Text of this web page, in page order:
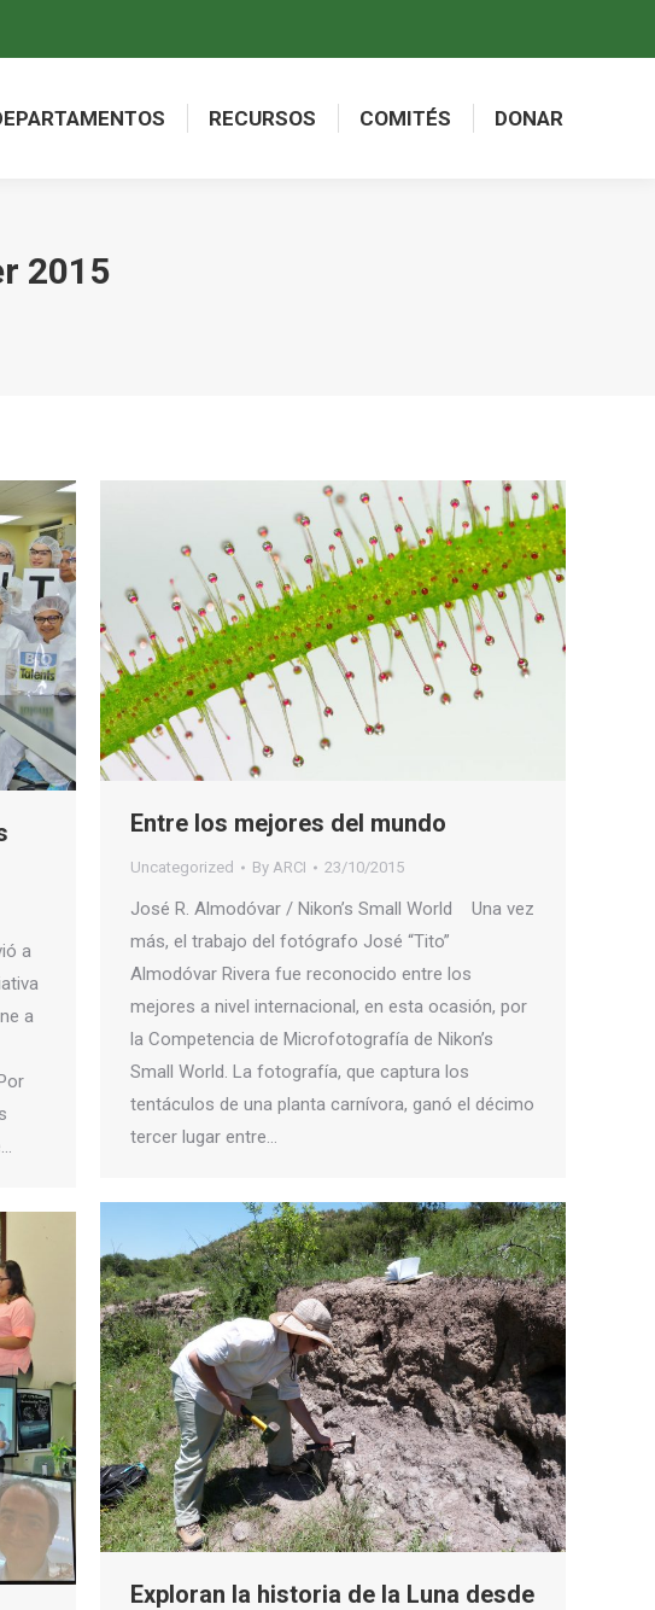
RECURSOS COMITÉS DONAR
2015
a
a
Entre los mejores del mundo
Uncategorized By ARCI 23/10/2015
José R. Almodóvar / Nikon’s Small World Una vez
más, el trabajo del fotógrafo José “Tito”
Almodóvar Rivera fue reconocido entre los
mejores a nivel internacional, en esta ocasión, por
la Competencia de Microfotografía de Nikon’s
Small World. La fotografía, que captura los
tentáculos de una planta carnívora, ganó el décimo
tercer lugar entre…
Exploran la historia de la Luna desde